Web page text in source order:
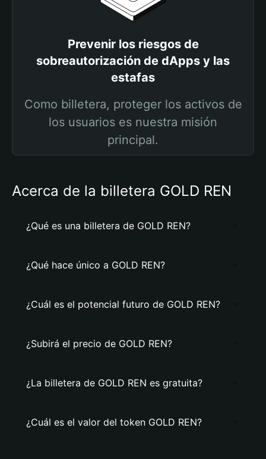
Prevenir los riesgos de
sobreautorización de dApps y las
estafas
Como billetera, proteger los activos de
los usuarios es nuestra misión
principal.
Acerca de la billetera GOLD REN
¿Qué es una billetera de GOLD REN?
¿Qué hace único a GOLD REN?
¿Cuál es el potencial futuro de GOLD REN?
¿Subirá el precio de GOLD REN?
¿La billetera de GOLD REN es gratuita?
¿Cuál es el valor del token GOLD REN?